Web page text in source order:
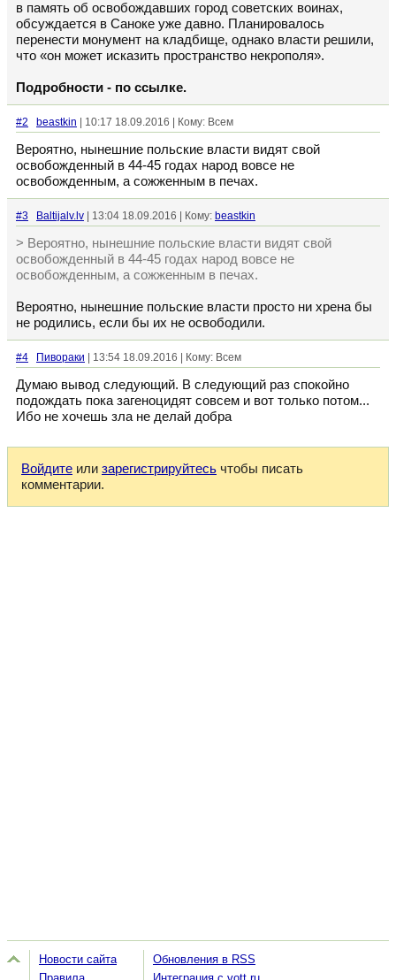
в память об освобождавших город советских воинах,
обсуждается в Саноке уже давно. Планировалось
перенести монумент на кладбище, однако власти решили,
что «он может исказить пространство некрополя».
Подробности - по ссылке.
#2 beastkin | 10:17 18.09.2016 | Кому: Всем
Вероятно, нынешние польские власти видят свой
освобожденный в 44-45 годах народ вовсе не
освобожденным, а сожженным в печах.
#3 Baltijalv.lv | 13:04 18.09.2016 | Кому: beastkin
> Вероятно, нынешние польские власти видят свой
освобожденный в 44-45 годах народ вовсе не
освобожденным, а сожженным в печах.
Вероятно, нынешние польские власти просто ни хрена бы
не родились, если бы их не освободили.
#4 Пивораки | 13:54 18.09.2016 | Кому: Всем
Думаю вывод следующий. В следующий раз спокойно
подождать пока загеноцидят совсем и вот только потом...
Ибо не хочешь зла не делай добра
Войдите или зарегистрируйтесь чтобы писать
комментарии.
Новости сайта
Обновления в RSS